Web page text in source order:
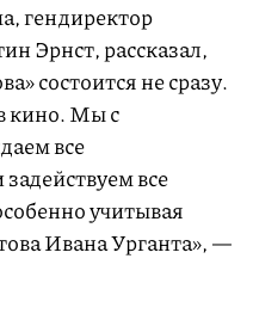
гендиректор
Эрнст, рассказал,
состоится не сразу.
кино. Мы с
все
все
учитывая
Ивана Урганта», —